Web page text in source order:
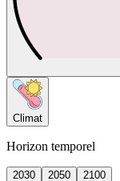
Climat
Horizon temporel
2030 2050
2100